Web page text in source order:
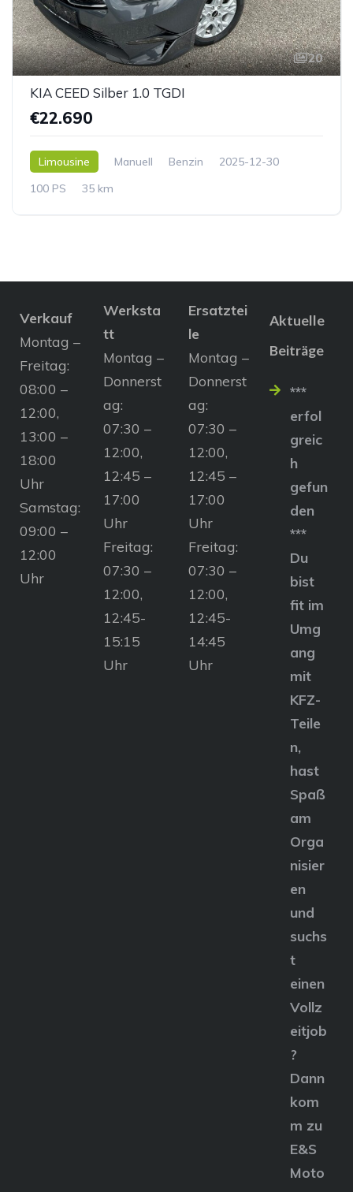
20
KIA CEED Silber 1.0 TGDI
€22.690
Limousine Manuell Benzin
2025-12-30
100 PS
35 km
Verkauf
Montag –
Freitag:
08:00 –
12:00,
13:00 –
18:00
Uhr
Samstag:
09:00 –
12:00
Uhr
Werksta
tt
Montag –
Donnerst
ag:
07:30 –
12:00,
12:45 –
17:00
Uhr
Freitag:
07:30 –
12:00,
12:45-
15:15
Uhr
Ersatztei
le
Montag –
Donnerst
ag:
07:30 –
12:00,
12:45 –
17:00
Uhr
Freitag:
07:30 –
12:00,
12:45-
14:45
Uhr
Aktuelle
Beiträge
***
erfol
greic
h
gefun
den
***
Du
bist
fit im
Umg
ang
mit
KFZ-
Teile
n,
hast
Spaß
am
Orga
nisier
en
und
suchs
t
einen
Vollz
eitjob
?
Dann
kom
m zu
E&S
Moto